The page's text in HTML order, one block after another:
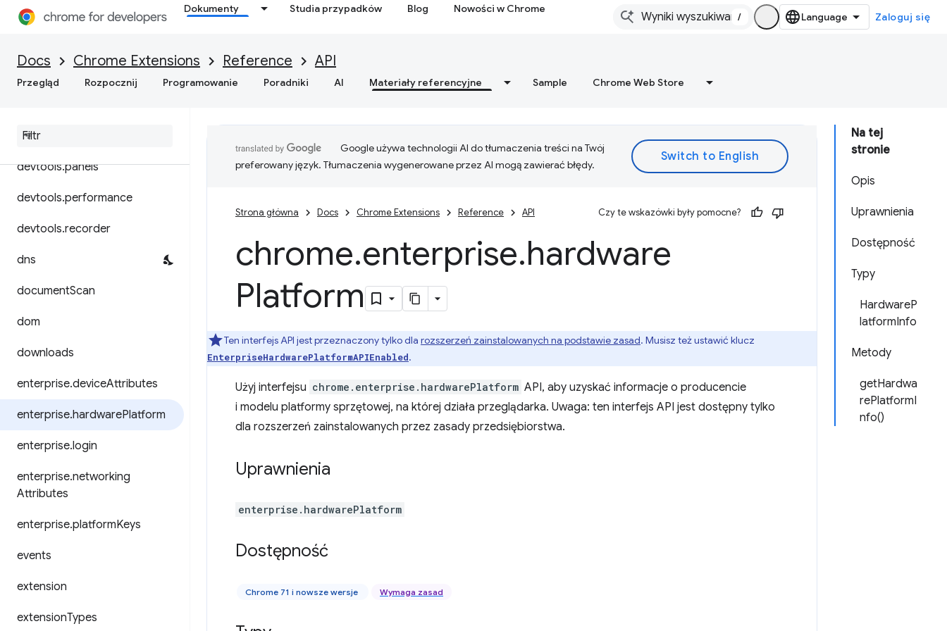
Dokumenty Studia przypadków Blog Nowości w Chrome
/ Zaloguj się
Docs Chrome Extensions Reference API
Przegląd Rozpocznij Programowanie Poradniki AI Materiały referencyjne Sample Chrome Web Store
declarativeContent
devtools
devtools.panels
devtools.performance
devtools.recorder
dns
documentScan
dom
downloads
enterprise.deviceAttributes
enterprise.hardwarePlatform
enterprise.login
enterprise.networking
Attributes
enterprise.platformKeys
events
extension
extensionTypes
Na tej
stronie
Opis
Uprawnienia
Dostępność
Typy
HardwareP
latformInfo
Metody
getHardwa
rePlatformI
nfo()
Google używa technologii AI do tłumaczenia treści na Twój
preferowany język. Tłumaczenia wygenerowane przez AI mogą zawierać błędy.
Strona główna Docs Chrome Extensions Reference API Czy te wskazówki były pomocne?
chrome.enterprise.hardware
Platform
Ten interfejs API jest przeznaczony tylko dla rozszerzeń zainstalowanych na podstawie zasad. Musisz też ustawić klucz
EnterpriseHardwarePlatformAPIEnabled.
Użyj interfejsu chrome.enterprise.hardwarePlatform API, aby uzyskać informacje o producencie
i modelu platformy sprzętowej, na której działa przeglądarka. Uwaga: ten interfejs API jest dostępny tylko
dla rozszerzeń zainstalowanych przez zasady przedsiębiorstwa.
Uprawnienia
enterprise.hardwarePlatform
Dostępność
Chrome 71 i nowsze wersje Wymaga zasad